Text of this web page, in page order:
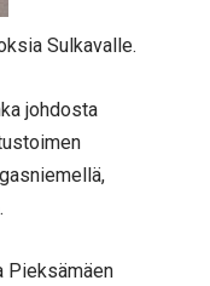
Sulkavalle.
johdosta
Pieksämäen